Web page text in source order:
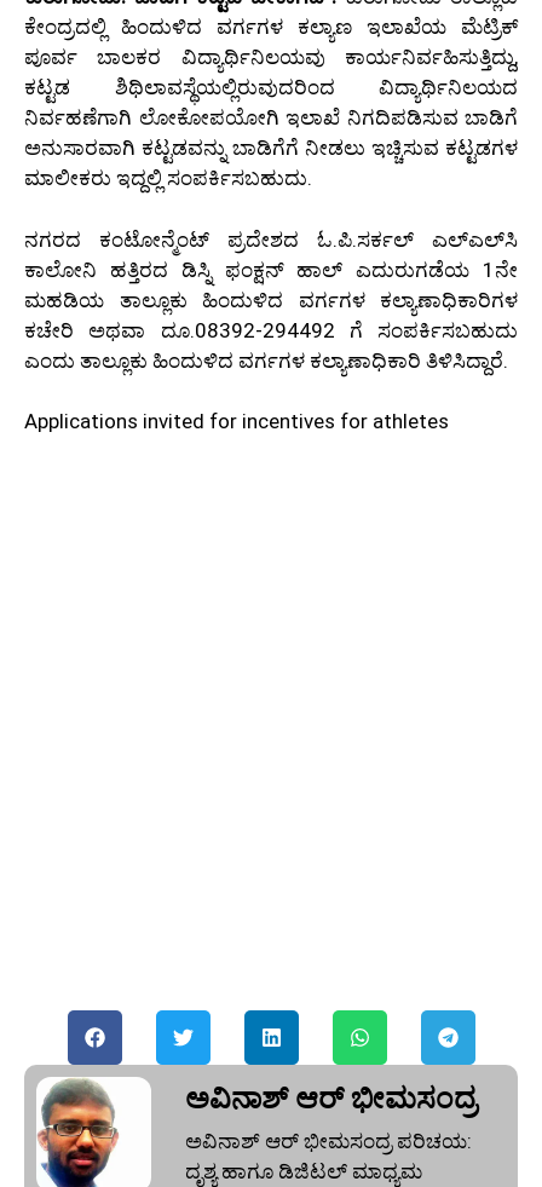
ಕೇಂದ್ರದಲ್ಲಿ ಹಿಂದುಳಿದ ವರ್ಗಗಳ ಕಲ್ಯಾಣ ಇಲಾಖೆಯ ಮೆಟ್ರಿಕ್
ಪೂರ್ವ ಬಾಲಕರ ವಿದ್ಯಾರ್ಥಿನಿಲಯವು ಕಾರ್ಯನಿರ್ವಹಿಸುತ್ತಿದ್ದು,
ಕಟ್ಟಡ ಶಿಥಿಲಾವಸ್ಥೆಯಲ್ಲಿರುವುದರಿಂದ ವಿದ್ಯಾರ್ಥಿನಿಲಯದ
ನಿರ್ವಹಣೆಗಾಗಿ ಲೋಕೋಪಯೋಗಿ ಇಲಾಖೆ ನಿಗದಿಪಡಿಸುವ ಬಾಡಿಗೆ
ಅನುಸಾರವಾಗಿ ಕಟ್ಟಡವನ್ನು ಬಾಡಿಗೆಗೆ ನೀಡಲು ಇಚ್ಚಿಸುವ ಕಟ್ಟಡಗಳ
ಮಾಲೀಕರು ಇದ್ದಲ್ಲಿ ಸಂಪರ್ಕಿಸಬಹುದು.
ನಗರದ ಕಂಟೋನ್ಮೆಂಟ್ ಪ್ರದೇಶದ ಓ.ಪಿ.ಸರ್ಕಲ್ ಎಲ್‌ಎಲ್‌ಸಿ
ಕಾಲೋನಿ ಹತ್ತಿರದ ಡಿಸ್ನಿ ಫಂಕ್ಷನ್ ಹಾಲ್ ಎದುರುಗಡೆಯ 1ನೇ
ಮಹಡಿಯ ತಾಲ್ಲೂಕು ಹಿಂದುಳಿದ ವರ್ಗಗಳ ಕಲ್ಯಾಣಾಧಿಕಾರಿಗಳ
ಕಚೇರಿ ಅಥವಾ ದೂ.08392-294492 ಗೆ ಸಂಪರ್ಕಿಸಬಹುದು
ಎಂದು ತಾಲ್ಲೂಕು ಹಿಂದುಳಿದ ವರ್ಗಗಳ ಕಲ್ಯಾಣಾಧಿಕಾರಿ ತಿಳಿಸಿದ್ದಾರೆ.
Applications invited for incentives for athletes
ಅವಿನಾಶ್‌ ಆರ್‌ ಭೀಮಸಂದ್ರ
ಅವಿನಾಶ್‌ ಆರ್‌ ಭೀಮಸಂದ್ರ ಪರಿಚಯ:
ದೃಶ್ಯ ಹಾಗೂ ಡಿಜಿಟಲ್ ಮಾಧ್ಯಮ